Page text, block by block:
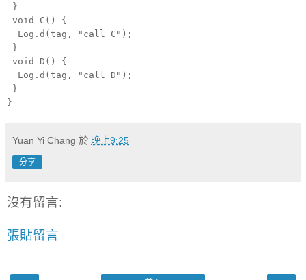
}
void C() {
Log.d(tag, "call C");
}
void D() {
Log.d(tag, "call D");
}
}
Yuan Yi Chang 於 晚上9:25
分享
沒有留言:
張貼留言